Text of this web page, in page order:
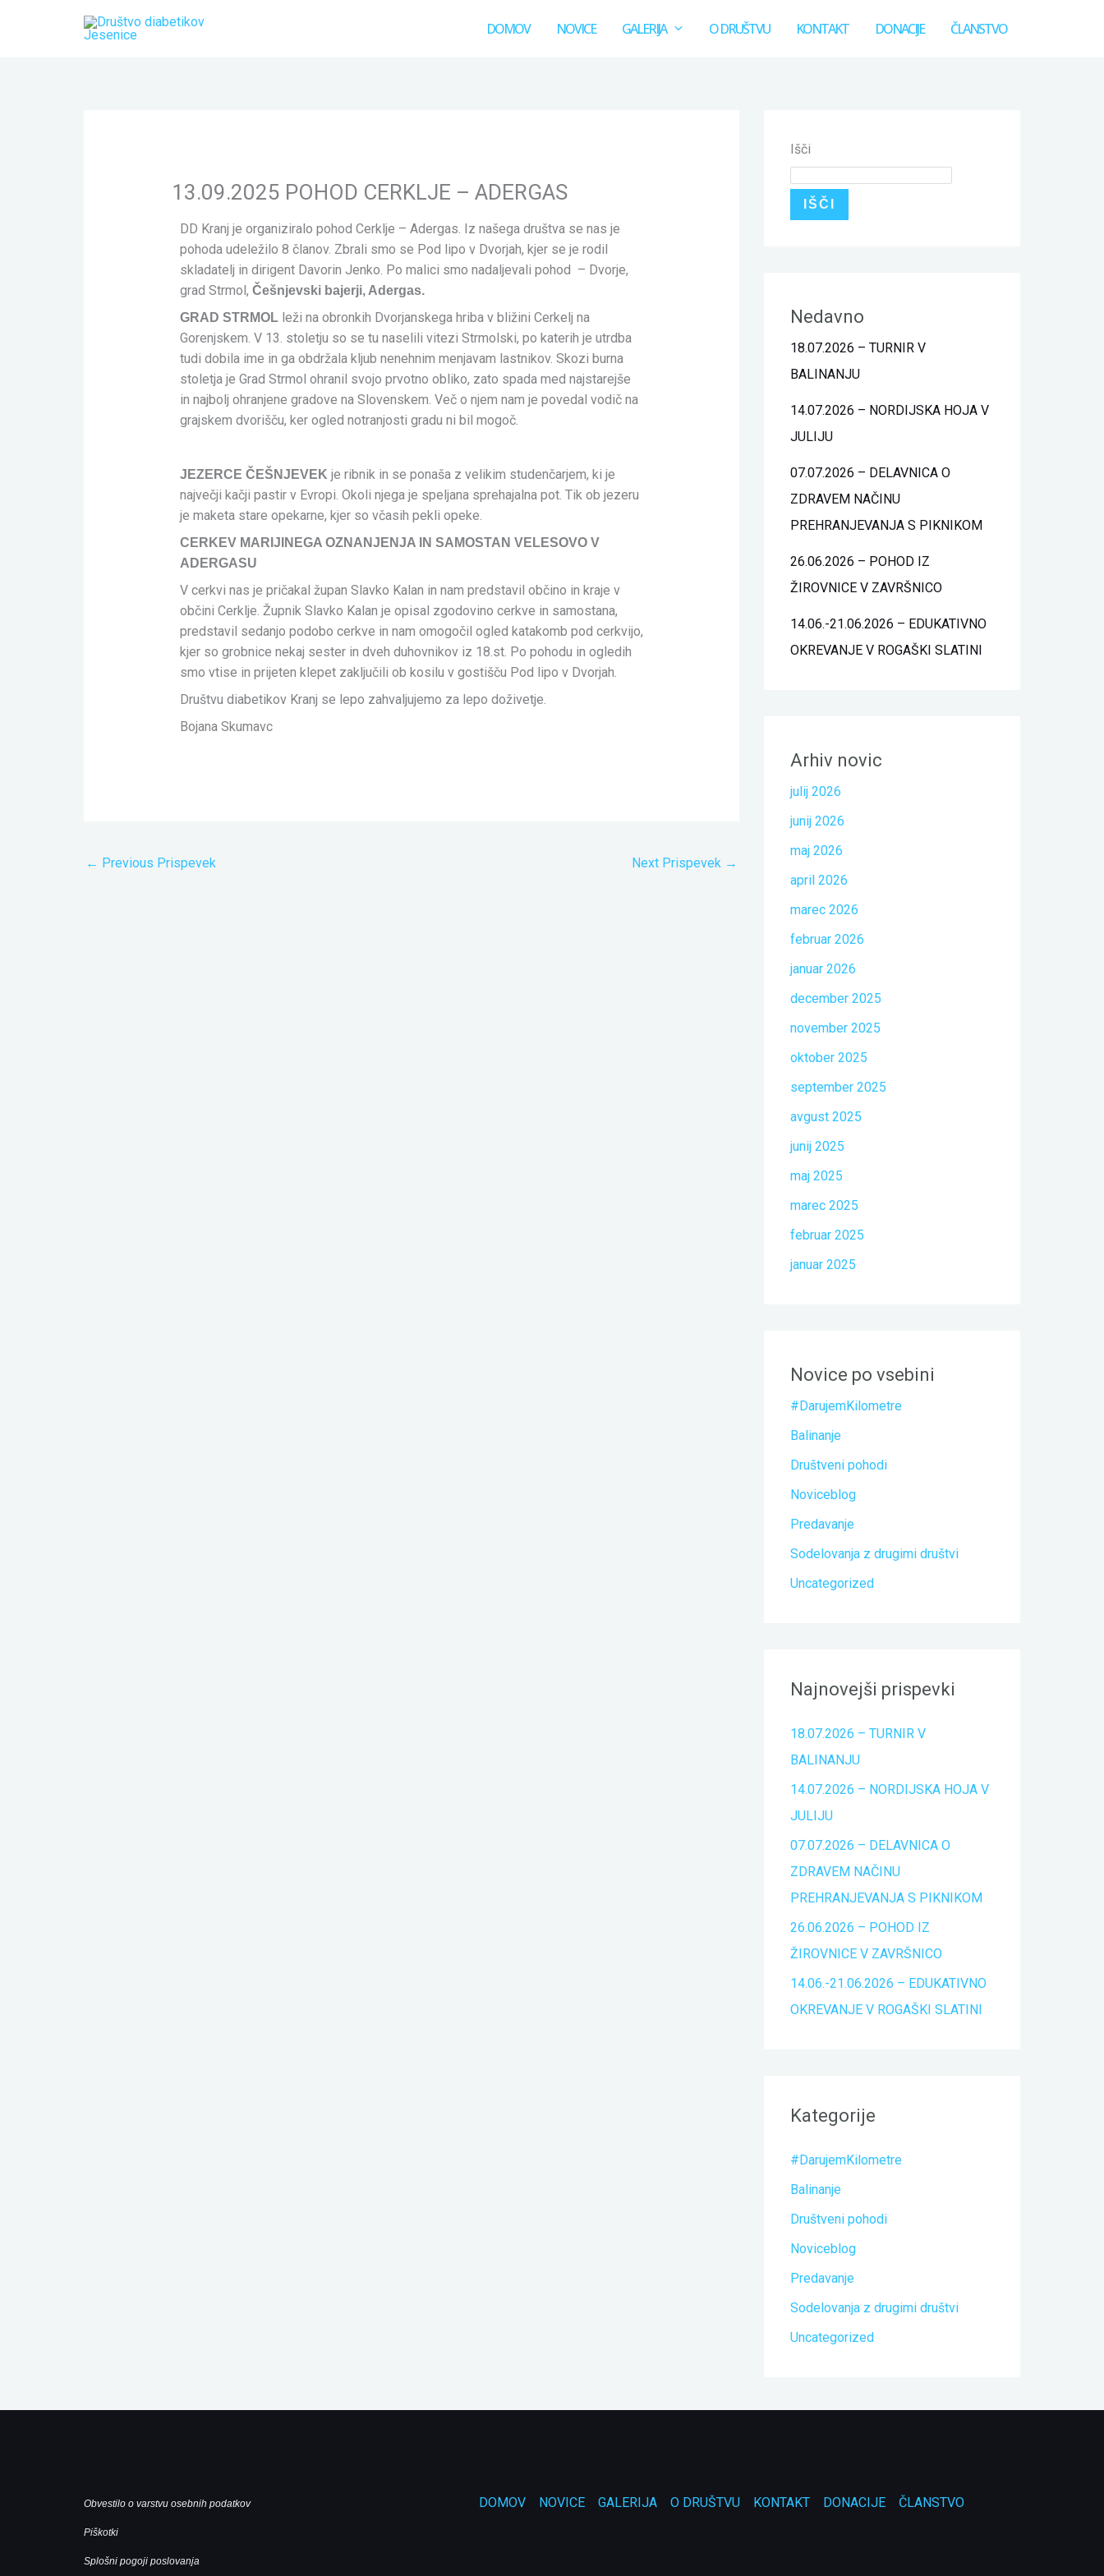
DOMOV NOVICE GALERIJA O DRUŠTVU KONTAKT DONACIJE ČLANSTVO
13.09.2025 POHOD CERKLJE – ADERGAS
DD Kranj je organiziralo pohod Cerklje – Adergas. Iz našega društva se nas je
pohoda udeležilo 8 članov. Zbrali smo se Pod lipo v Dvorjah, kjer se je rodil
skladatelj in dirigent Davorin Jenko. Po malici smo nadaljevali pohod – Dvorje,
grad Strmol, Češnjevski bajerji, Adergas.
GRAD STRMOLleži na obronkih Dvorjanskega hriba v bližini Cerkelj na
Gorenjskem. V 13. stoletju so se tu naselili vitezi Strmolski, po katerih je utrdba
tudi dobila ime in ga obdržala kljub nenehnim menjavam lastnikov. Skozi burna
stoletja je Grad Strmol ohranil svojo prvotno obliko, zato spada med najstarejše
in najbolj ohranjene gradove na Slovenskem. Več o njem nam je povedal vodič na
grajskem dvorišču, ker ogled notranjosti gradu ni bil mogoč.
JEZERCE ČEŠNJEVEK je ribnik in se ponaša z velikim studenčarjem, ki je
največji kačji pastir v Evropi. Okoli njega je speljana sprehajalna pot. Tik ob jezeru
je maketa stare opekarne, kjer so včasih pekli opeke.
CERKEV MARIJINEGA OZNANJENJA IN SAMOSTAN VELESOVO V
ADERGASU
V cerkvi nas je pričakal župan Slavko Kalan in nam predstavil občino in kraje v
občini Cerklje. Župnik Slavko Kalan je opisal zgodovino cerkve in samostana,
predstavil sedanjo podobo cerkve in nam omogočil ogled katakomb pod cerkvijo,
kjer so grobnice nekaj sester in dveh duhovnikov iz 18.st. Po pohodu in ogledih
smo vtise in prijeten klepet zaključili ob kosilu v gostišču Pod lipo v Dvorjah.
Društvu diabetikov Kranj se lepo zahvaljujemo za lepo doživetje.
Bojana Skumavc
← Previous Prispevek Next Prispevek →
Išči
IŠČI
Nedavno
18.07.2026 – TURNIR V
BALINANJU
14.07.2026 – NORDIJSKA HOJA V
JULIJU
07.07.2026 – DELAVNICA O
ZDRAVEM NAČINU
PREHRANJEVANJA S PIKNIKOM
26.06.2026 – POHOD IZ
ŽIROVNICE V ZAVRŠNICO
14.06.-21.06.2026 – EDUKATIVNO
OKREVANJE V ROGAŠKI SLATINI
Arhiv novic
julij 2026
junij 2026
maj 2026
april 2026
marec 2026
februar 2026
januar 2026
december 2025
november 2025
oktober 2025
september 2025
avgust 2025
junij 2025
maj 2025
marec 2025
februar 2025
januar 2025
Novice po vsebini
#DarujemKilometre
Balinanje
Društveni pohodi
Noviceblog
Predavanje
Sodelovanja z drugimi društvi
Uncategorized
Najnovejši prispevki
18.07.2026 – TURNIR V
BALINANJU
14.07.2026 – NORDIJSKA HOJA V
JULIJU
07.07.2026 – DELAVNICA O
ZDRAVEM NAČINU
PREHRANJEVANJA S PIKNIKOM
26.06.2026 – POHOD IZ
ŽIROVNICE V ZAVRŠNICO
14.06.-21.06.2026 – EDUKATIVNO
OKREVANJE V ROGAŠKI SLATINI
Kategorije
#DarujemKilometre
Balinanje
Društveni pohodi
Noviceblog
Predavanje
Sodelovanja z drugimi društvi
Uncategorized
Obvestilo o varstvu osebnih podatkov
Piškotki
Splošni pogoji poslovanja
DOMOV NOVICE GALERIJA O DRUŠTVU KONTAKT DONACIJE ČLANSTVO